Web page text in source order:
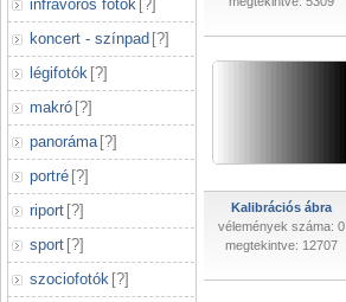
infravörös fotók [?]
koncert - színpad [?]
légifotók [?]
makró [?]
panoráma [?]
portré [?]
riport [?]
sport [?]
szociofotók [?]
Kalibrációs ábra
vélemények száma: 0
megtekintve: 12707